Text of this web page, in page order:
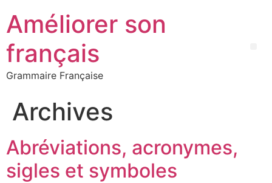
Améliorer son
français
Grammaire Française
Archives
Abréviations, acronymes,
sigles et symboles